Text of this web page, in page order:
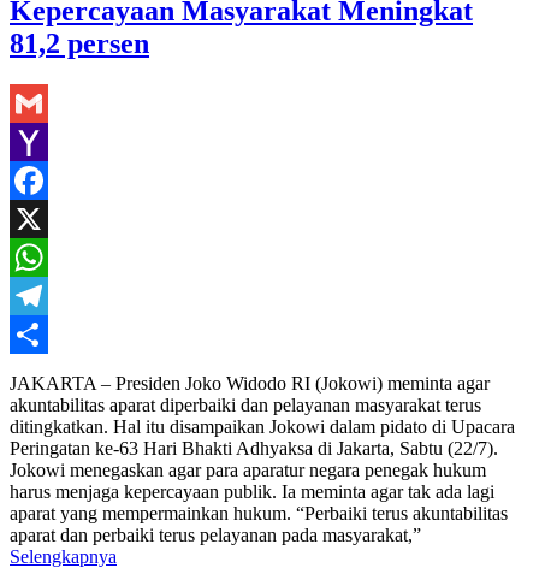
Kepercayaan Masyarakat Meningkat
81,2 persen
Gmail
Yahoo
Mail
Facebook
X
WhatsApp
Telegram
Share
JAKARTA – Presiden Joko Widodo RI (Jokowi) meminta agar
akuntabilitas aparat diperbaiki dan pelayanan masyarakat terus
ditingkatkan. Hal itu disampaikan Jokowi dalam pidato di Upacara
Peringatan ke-63 Hari Bhakti Adhyaksa di Jakarta, Sabtu (22/7).
Jokowi menegaskan agar para aparatur negara penegak hukum
harus menjaga kepercayaan publik. Ia meminta agar tak ada lagi
aparat yang mempermainkan hukum. “Perbaiki terus akuntabilitas
aparat dan perbaiki terus pelayanan pada masyarakat,”
Selengkapnya